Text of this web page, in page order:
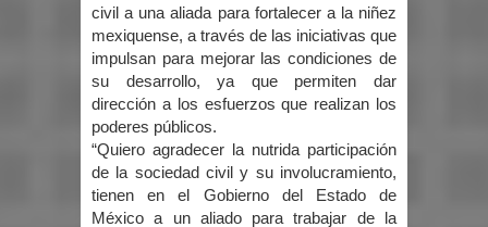
civil a una aliada para fortalecer a la niñez
mexiquense, a través de las iniciativas que
impulsan para mejorar las condiciones de
su desarrollo, ya que permiten dar
dirección a los esfuerzos que realizan los
poderes públicos.
“Quiero agradecer la nutrida participación
de la sociedad civil y su involucramiento,
tienen en el Gobierno del Estado de
México a un aliado para trabajar de la